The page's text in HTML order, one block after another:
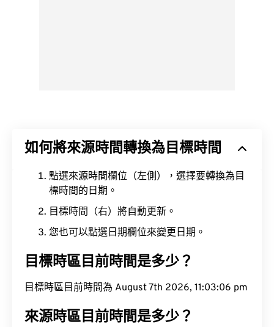
如何將來源時間轉換為目標時間
點選來源時間欄位（左側），選擇要轉換為目
標時間的日期。
目標時間（右）將自動更新。
您也可以點選日期欄位來變更日期。
目標時區目前時間是多少？
目標時區目前時間為 August 7th 2026, 11:03:07 pm
來源時區目前時間是多少？